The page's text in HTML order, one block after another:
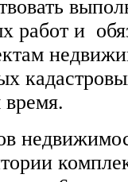
работ и
время.